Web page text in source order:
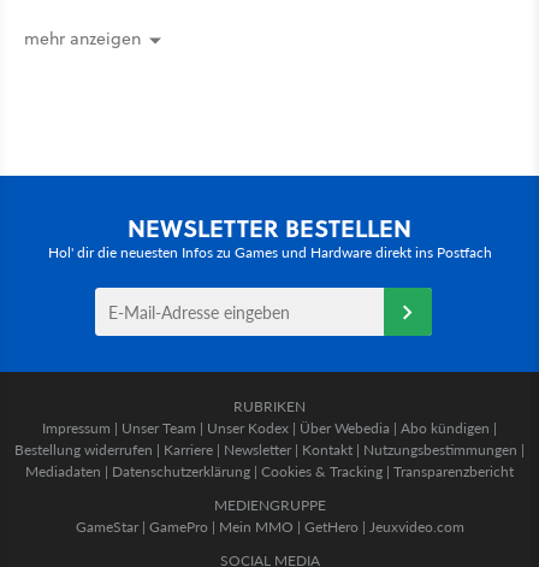
mehr anzeigen
NEWSLETTER BESTELLEN
Hol' dir die neuesten Infos zu Games und Hardware direkt ins Postfach
RUBRIKEN
Impressum | Unser Team | Unser Kodex | Über Webedia | Abo kündigen |
Bestellung widerrufen | Karriere | Newsletter | Kontakt | Nutzungsbestimmungen |
Mediadaten | Datenschutzerklärung | Cookies & Tracking | Transparenzbericht
MEDIENGRUPPE
GameStar| GamePro | Mein MMO | GetHero | Jeuxvideo.com
SOCIAL MEDIA